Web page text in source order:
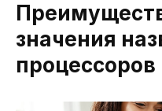
значения
процессоров